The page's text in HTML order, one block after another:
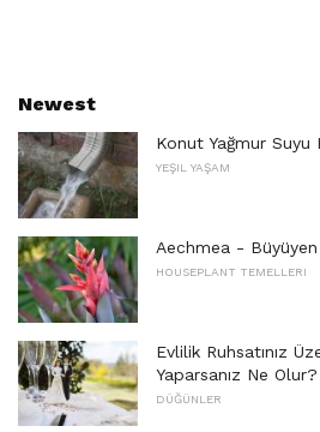
Newest
Konut Yağmur Suyu
YEŞIL YAŞAM
Aechmea -
HOUSEPLANT TEMELLERI
Evlilik Ruhsatınız
Yaparsanız Ne Olur?
DÜĞÜNLER